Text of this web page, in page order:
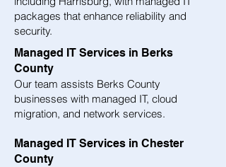
packages that enhance reliability and
security.
Managed IT Services in Berks
County
Our team assists Berks County
businesses with managed IT, cloud
migration, and network services.
Managed IT Services in Chester
County